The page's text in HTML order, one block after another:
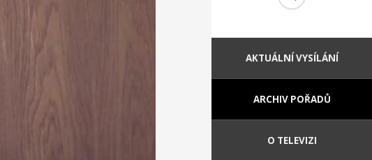
AKTUÁLNÍ VYSÍLÁNÍ
ARCHIV POŘADŮ
O TELEVIZI